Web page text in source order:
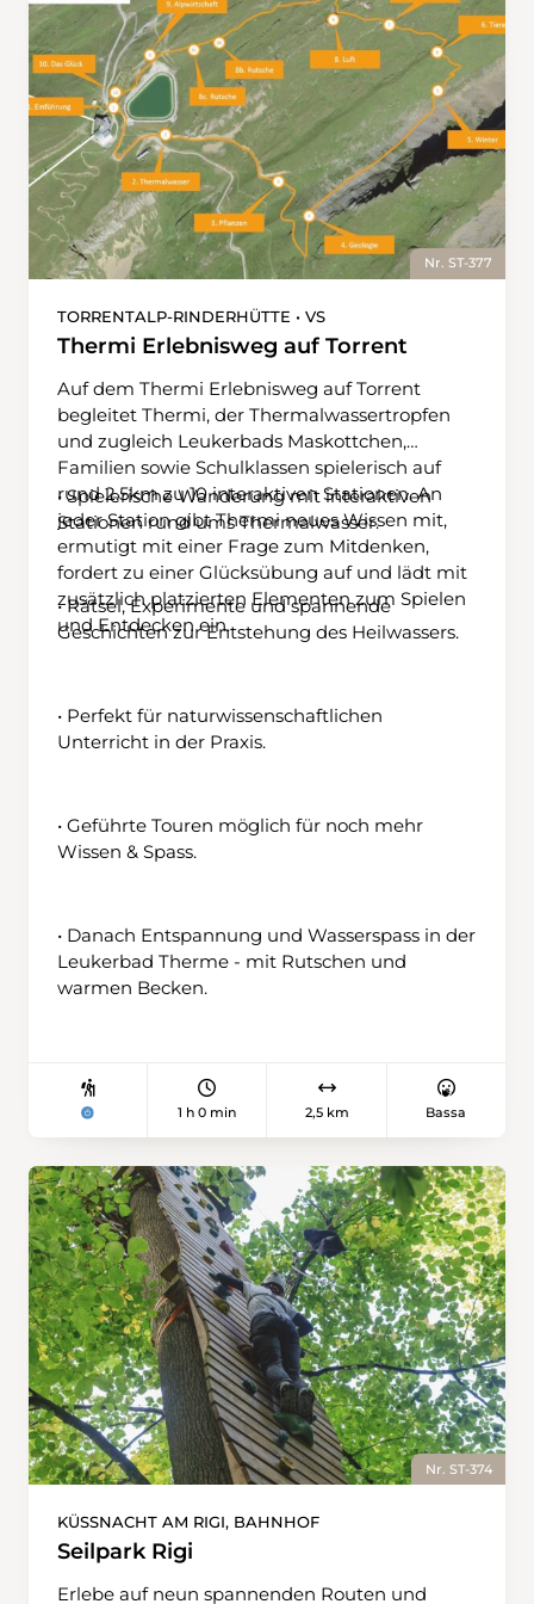
Sumpfschrecke, Hochmoormosaikjungfer und
Auerhahn kennen jedes noch so kleine
Geheimnis dieser faszinierenden Moorwelten
und verraten euch ihre ganz persönlichen
Geschichten über das Moortelefon.
Nr. ST-377
TORRENTALP-RINDERHÜTTE • VS
Thermi Erlebnisweg auf Torrent
Auf dem Thermi Erlebnisweg auf Torrent
begleitet Thermi, der Thermalwassertropfen
und zugleich Leukerbads Maskottchen,
Familien sowie Schulklassen spielerisch auf
rund 2.5km zu 10 interaktiven Stationen. An
jeder Station gibt Thermi neues Wissen mit,
ermutigt mit einer Frage zum Mitdenken,
fordert zu einer Glücksübung auf und lädt mit
zusätzlich platzierten Elementen zum Spielen
und Entdecken ein.
• Spielerische Wanderung mit interaktiven
Stationen rund ums Thermalwasser.
• Rätsel, Experimente und spannende
Geschichten zur Entstehung des Heilwassers.
• Perfekt für naturwissenschaftlichen
Unterricht in der Praxis.
• Geführte Touren möglich für noch mehr
Wissen & Spass.
• Danach Entspannung und Wasserspass in der
Leukerbad Therme - mit Rutschen und
warmen Becken.
1 h 0 min 2,5 km Bassa
Nr. ST-374
KÜSSNACHT AM RIGI, BAHNHOF
Seilpark Rigi
Erlebe auf neun spannenden Routen und